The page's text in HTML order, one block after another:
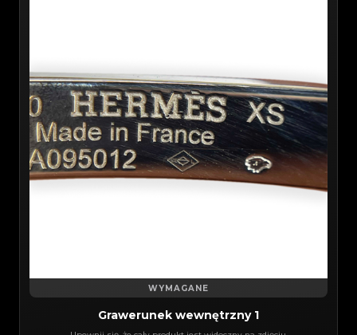
WYMAGANE
Grawerunek wewnętrzny 1